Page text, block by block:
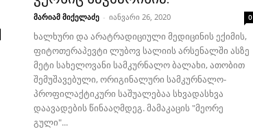
მარიამ მიქელაძე - იანვარი 26, 2020 0
ხალხური და არატრადიციული მედიცინის ექიმის,
ფიტოთერაპევტი ლუბოვ სალიის არსენალში ასზე
მეტი სახელოვანი სამკურნალო ბალახი, ათობით
შემუშავებული, ორიგინალური სამკურნალო-
პროფილაქტიკური საშუალებაა სხვადასხვა
დაავადების წინააღმდეგ. მამაკაცის "მეორე
გული"...